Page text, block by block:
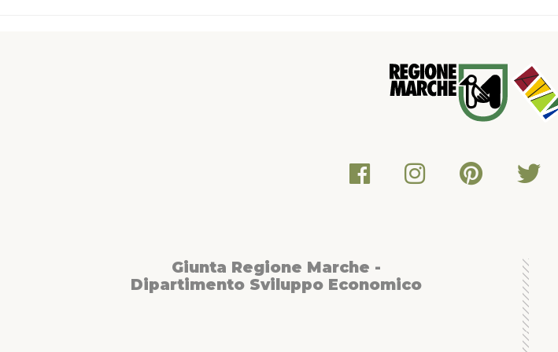
Giunta Regione Marche -
Dipartimento Sviluppo Economico